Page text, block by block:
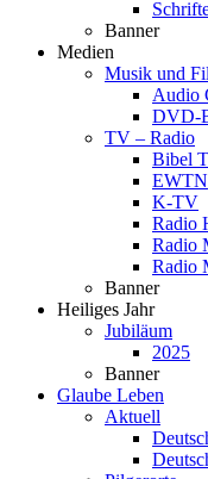
Banner
Medien
Musik und
Audio
DVD-
TV – Radio
Bibel
EWTN
K-TV
Radio
Radio
Radio
Banner
Heiliges Jahr
Jubiläum
2025
Banner
Glaube Leben
Aktuell